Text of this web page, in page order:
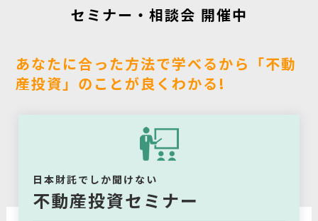
セミナー・相談会 開催中
あなたに合った方法で学べるから「不動
産投資」のことが良くわかる!
日本財託でしか聞けない
不動産投資セミナー